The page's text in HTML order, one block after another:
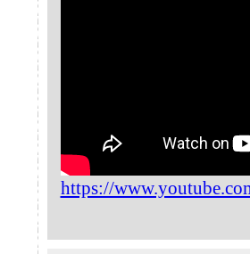
https://